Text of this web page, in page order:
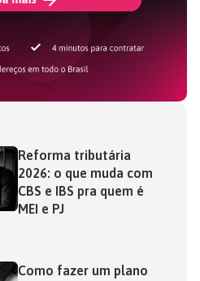
Reforma tributária
2026: o que muda com
CBS e IBS pra quem é
MEI e PJ
Como fazer um plano